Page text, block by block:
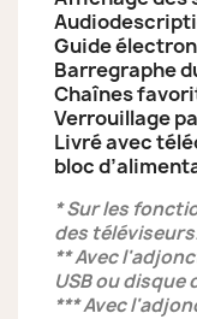
Guide
Barregraphe
Chaînes
Verrouillage
Livré avec
bloc
* Sur les
des
** Avec
USB ou
*** Avec